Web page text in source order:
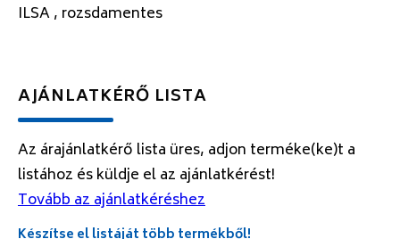
ILSA , rozsdamentes
AJÁNLATKÉRŐ LISTA
Az árajánlatkérő lista üres, adjon terméke(ke)t a
listához és küldje el az ajánlatkérést!
Tovább az ajánlatkéréshez